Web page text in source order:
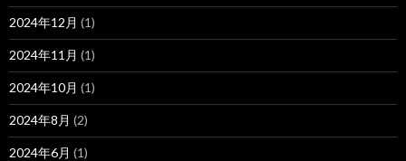
2024年12月 (1)
2024年11月 (1)
2024年10月 (1)
2024年8月 (2)
2024年6月 (1)